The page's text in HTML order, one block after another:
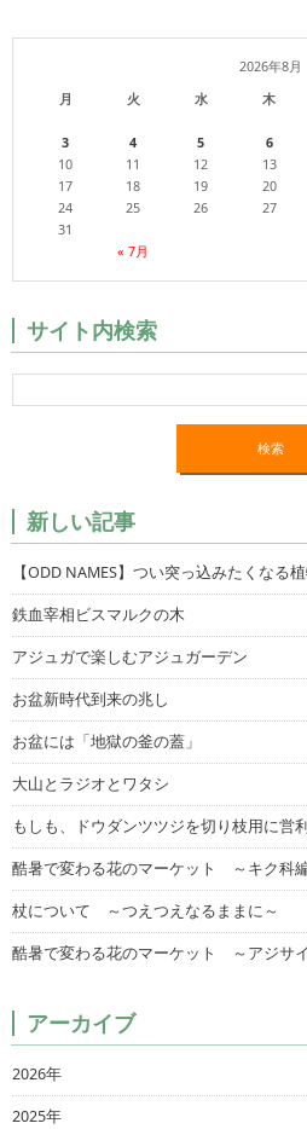
2026年8月
月
火 水 木
« 7月
3
4 5 6
10
11 12 13
17
18 19 20
24
25 26 27
31
サイト内検索
新しい記事
【ODD NAMES】つい突っ込みたくなる
鉄血宰相ビスマルクの木
アジュガで楽しむアジュガーデン
お盆新時代到来の兆し
お盆には「地獄の釜の蓋」
大山とラジオとワタシ
もしも、ドウダンツツジを切り枝用に営
酷暑で変わる花のマーケット ～キク科
杖について ～つえつえなるままに～
酷暑で変わる花のマーケット ～アジサ
アーカイブ
2026年
2025年